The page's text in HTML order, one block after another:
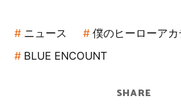
ニュース
僕のヒーローアカ
BLUE ENCOUNT
SHARE